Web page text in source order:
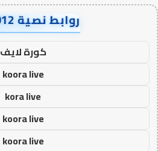
روابط نصية AA18012
كورة لايف
koora live
kora live
koora live
koora live